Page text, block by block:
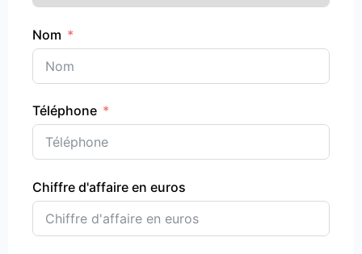
Nom
Téléphone
Chiffre d'affaire en euros